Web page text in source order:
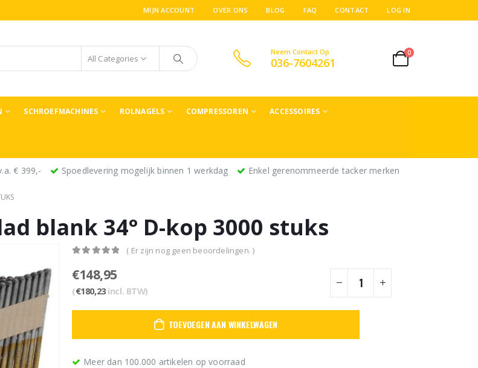
MIJN ACCOUNT OVER ONS BLOG FAQ CONTACT LOG IN
All Categories
Neem Contact Op
036-7604261
0
SCHROEFMACHINES ROLNAGELS COMPRESSOREN ACCESSOIRES
€ 399,- Spoedlevering mogelijk binnen 1 werkdag Enkel gerenommeerde tacker merken
blank 34° D-kop 3000 stuks
( Er zijn nog geen beoordelingen. )
€148,95
(€180,23incl. BTW)
TOEVOEGEN AAN WINKELWAGEN
Meer dan 100.000 artikelen op voorraad